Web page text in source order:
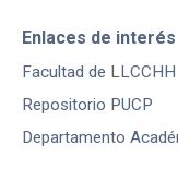
Enlaces de interés
Facultad de LLCCHH
Repositorio PUCP
Departamento